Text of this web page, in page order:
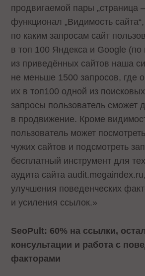
продвигаемой пары „страница
функционал „Видимость
по каким запросам сайт
в топ 100 Яндекса и Google (по
из приведённых сайтов наша
не меньше 1500 запросов, где
их в топ100 одной из
запросы пользователь сможет
в продвижение. Кроме
пользователь может
чужих сайтов и подсмотреть
бесплатный инструмент для
аудита сайта
улучшения поведенческих
и усиления ссылок.»
SeoPult: 60% на ссылки,
консультации и работа с
факторами